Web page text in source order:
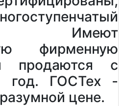
Имеют
фирменную
продаются с
год. ГОСТех -
цене.